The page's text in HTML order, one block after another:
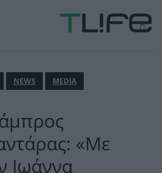
NEWS MEDIA
«Με
Ιωάννα